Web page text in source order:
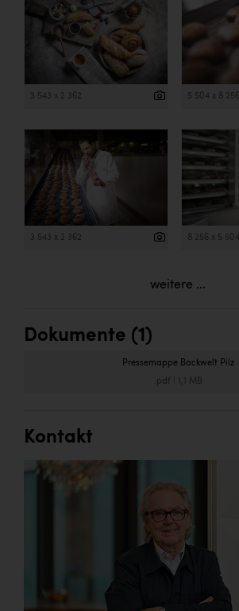
3 543 x 2 362 5 504 x 8 256
3 543 x 2 362 8 256 x 5 504
weitere ...
Dokumente (1)
Pressemappe Backwelt Pilz
.pdf 1,1 MB
Kontakt